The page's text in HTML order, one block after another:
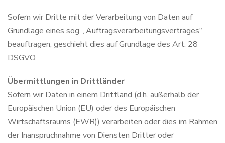
Sofern wir Dritte mit der Verarbeitung von Daten auf
Grundlage eines sog. „Auftragsverarbeitungsvertrages“
beauftragen, geschieht dies auf Grundlage des Art. 28
DSGVO.
Übermittlungen in Drittländer
Sofern wir Daten in einem Drittland (d.h. außerhalb der
Europäischen Union (EU) oder des Europäischen
Wirtschaftsraums (EWR)) verarbeiten oder dies im Rahmen
der Inanspruchnahme von Diensten Dritter oder